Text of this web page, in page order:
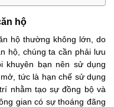
hộ
hộ thường không lớn, do
hộ, chúng ta cần phải lưu
khuyên bạn nên sử dụng
tức là hạn chế sử dụng
nhằm tạo sự đồng bộ và
gian có sự thoáng đãng